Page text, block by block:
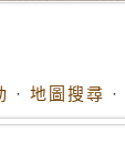
· 地圖搜尋 ·